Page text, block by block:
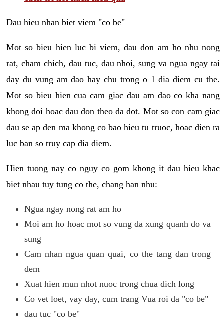
Dau hieu nhan biet viem "co be"
Mot so bieu hien luc bi viem, dau don am ho nhu nong
rat, cham chich, dau tuc, dau nhoi, sung va ngua ngay tai
day du vung am dao hay chu trong o 1 dia diem cu the.
Mot so bieu hien cua cam giac dau am dao co kha nang
khong doi hoac dau don theo da dot. Mot so con cam giac
dau se ap den ma khong co bao hieu tu truoc, hoac dien ra
luc ban so truy cap dia diem.
Hien tuong nay co nguy co gom khong it dau hieu khac
biet nhau tuy tung co the, chang han nhu:
Ngua ngay nong rat am ho
Moi am ho hoac mot so vung da xung quanh do va
sung
Cam nhan ngua quan quai, co the tang dan trong
dem
Xuat hien mun nhot nuoc trong chua dich long
Co vet loet, vay day, cum trang Vua roi da "co be"
dau tuc "co be"